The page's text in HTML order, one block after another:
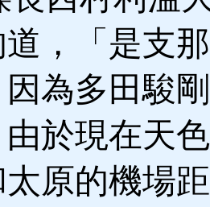
，「是支
為多田駿
由於現在天
原的機場